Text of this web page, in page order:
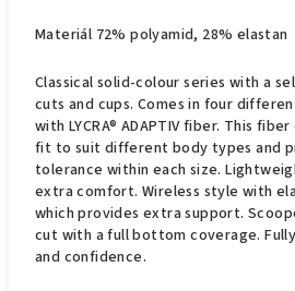
Materiál 72% polyamid, 28% elastan
Classical solid-colour series with a
cuts and cups. Comes in four
with LYCRA® ADAPTIV fiber. This
fit to suit different body types and
tolerance within each size.
extra comfort. Wireless style with
which provides extra support.
cut with a full bottom coverage.
and confidence.